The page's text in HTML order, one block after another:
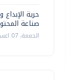
حرية
صناعة
الجمعة، 07 اغسطس 2026 11:49 م